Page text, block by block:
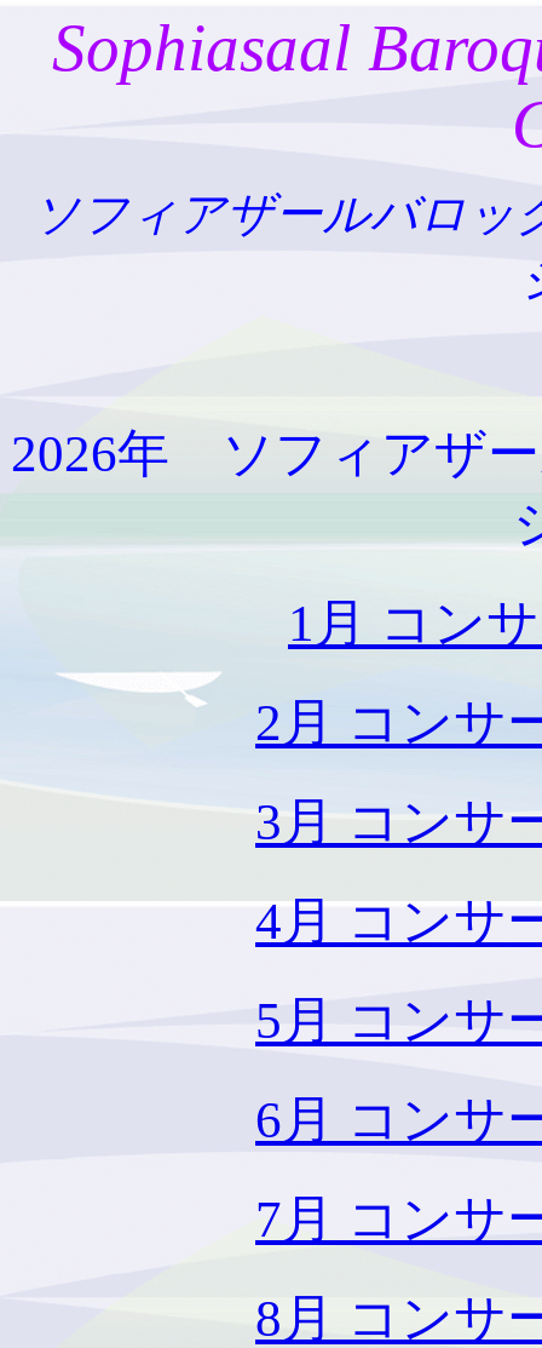
Sophiasaal
ソフィアザールバロ
2026年 ソフィアザ
1月 コン
2月 コンサ
3月 コンサ
4月 コンサ
5月 コンサ
6月 コンサ
7月 コンサ
8月 コンサ